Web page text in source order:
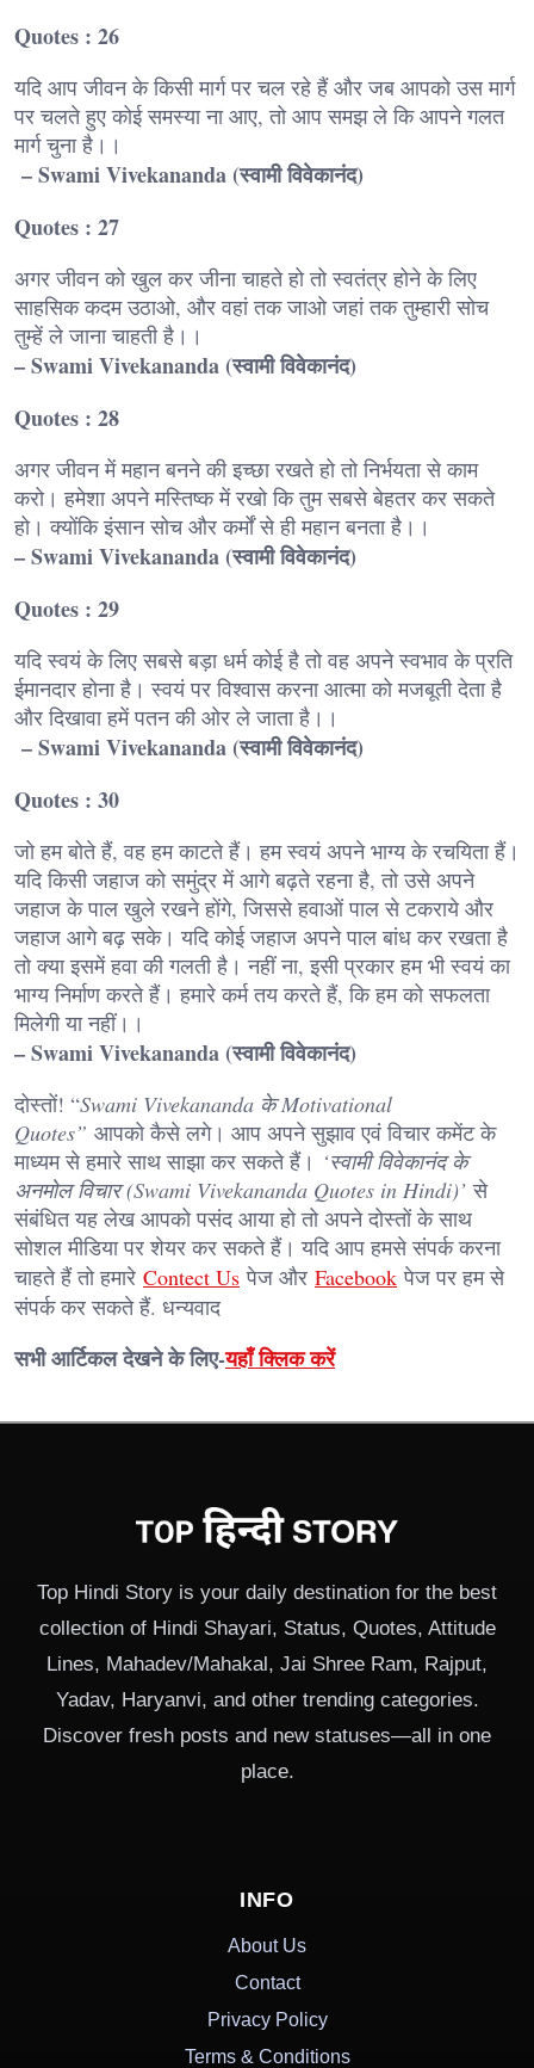
Quotes : 26
यदि आप जीवन के किसी मार्ग पर चल रहे हैं और जब आपको उस मार्ग
पर चलते हुए कोई समस्या ना आए, तो आप समझ ले कि आपने गलत
मार्ग चुना है।।
– Swami Vivekananda (स्वामी विवेकानंद)
Quotes : 27
अगर जीवन को खुल कर जीना चाहते हो तो स्वतंत्र होने के लिए
साहसिक कदम उठाओ, और वहां तक जाओ जहां तक तुम्हारी सोच
तुम्हें ले जाना चाहती है।।
– Swami Vivekananda (स्वामी विवेकानंद)
Quotes : 28
अगर जीवन में महान बनने की इच्छा रखते हो तो निर्भयता से काम
करो। हमेशा अपने मस्तिष्क में रखो कि तुम सबसे बेहतर कर सकते
हो। क्योंकि इंसान सोच और कर्मों से ही महान बनता है।।
– Swami Vivekananda (स्वामी विवेकानंद)
Quotes : 29
यदि स्वयं के लिए सबसे बड़ा धर्म कोई है तो वह अपने स्वभाव के प्रति
ईमानदार होना है। स्वयं पर विश्वास करना आत्मा को मजबूती देता है
और दिखावा हमें पतन की ओर ले जाता है।।
– Swami Vivekananda (स्वामी विवेकानंद)
Quotes : 30
जो हम बोते हैं, वह हम काटते हैं। हम स्वयं अपने भाग्य के रचयिता हैं।
यदि किसी जहाज को समुंद्र में आगे बढ़ते रहना है, तो उसे अपने
जहाज के पाल खुले रखने होंगे, जिससे हवाओं पाल से टकराये और
जहाज आगे बढ़ सके। यदि कोई जहाज अपने पाल बांध कर रखता है
तो क्या इसमें हवा की गलती है। नहीं ना, इसी प्रकार हम भी स्वयं का
भाग्य निर्माण करते हैं। हमारे कर्म तय करते हैं, कि हम को सफलता
मिलेगी या नहीं।।
– Swami Vivekananda (स्वामी विवेकानंद)
दोस्तों! “Swami Vivekananda के Motivational
Quotes” आपको कैसे लगे। आप अपने सुझाव एवं विचार कमेंट के
माध्यम से हमारे साथ साझा कर सकते हैं। ‘स्वामी विवेकानंद के
अनमोल विचार (Swami Vivekananda Quotes in Hindi)’ से
संबंधित यह लेख आपको पसंद आया हो तो अपने दोस्तों के साथ
सोशल मीडिया पर शेयर कर सकते हैं। यदि आप हमसे संपर्क करना
चाहते हैं तो हमारे Contect Us पेज और Facebook पेज पर हम से
संपर्क कर सकते हैं. धन्यवाद
सभी आर्टिकल देखने के लिए-यहाँ क्लिक करें
Top Hindi Story is your daily destination for the best
collection of Hindi Shayari, Status, Quotes, Attitude
Lines, Mahadev/Mahakal, Jai Shree Ram, Rajput,
Yadav, Haryanvi, and other trending categories.
Discover fresh posts and new statuses—all in one
place.
INFO
About Us
Contact
Privacy Policy
Terms & Conditions